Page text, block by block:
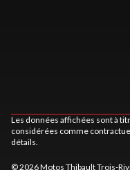
Les données affichées sont à
considérées comme
détails.
© 2026 Motos Thibault Trois-